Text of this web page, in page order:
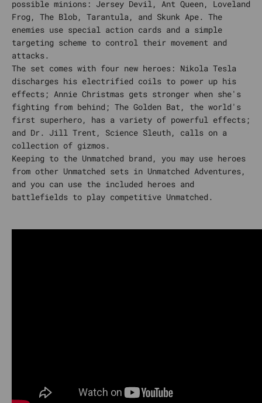
possible minions: Jersey Devil, Ant Queen, Loveland
Frog, The Blob, Tarantula, and Skunk Ape. The
enemies use special action cards and a simple
targeting scheme to control their movement and
attacks.
The set comes with four new heroes: Nikola Tesla
discharges his electrified coils to power up his
effects; Annie Christmas gets stronger when she's
fighting from behind; The Golden Bat, the world's
first superhero, has a variety of powerful effects;
and Dr. Jill Trent, Science Sleuth, calls on a
collection of gizmos.
Keeping to the Unmatched brand, you may use heroes
from other Unmatched sets in Unmatched Adventures,
and you can use the included heroes and
battlefields to play competitive Unmatched.